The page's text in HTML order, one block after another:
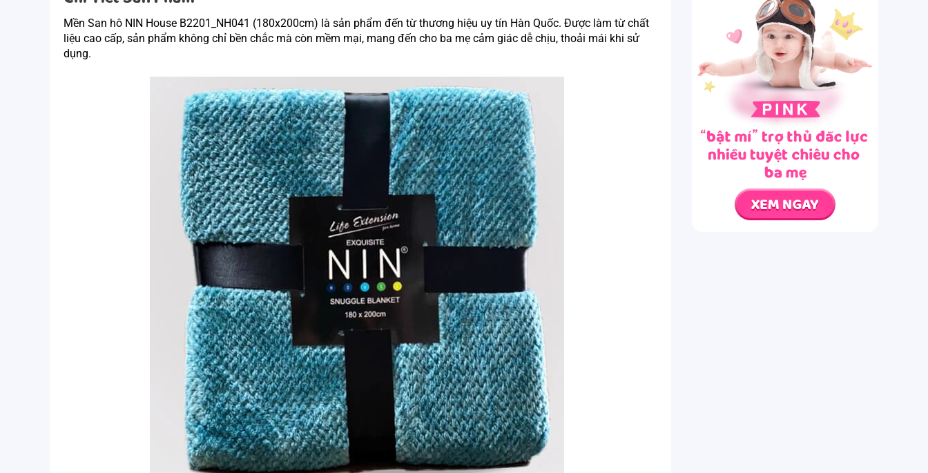
Mền San hô NIN House B2201_NH041 (180x200cm) là sản phẩm đến từ thương hiệu uy tín Hàn Quốc. Được làm từ chất
liệu cao cấp, sản phẩm không chỉ bền chắc mà còn mềm mại, mang đến cho ba mẹ cảm giác dễ chịu, thoải mái khi sử
dụng.